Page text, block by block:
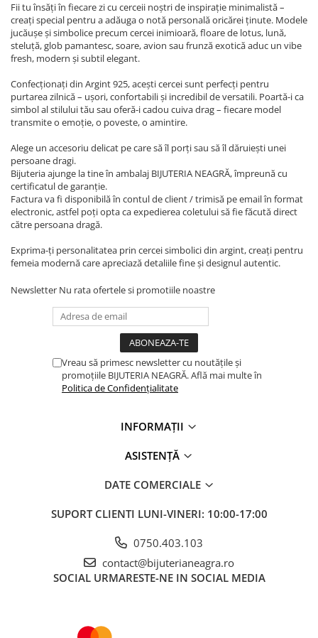
Fii tu însăți în fiecare zi cu cerceii noștri de inspirație minimalistă –
creați special pentru a adăuga o notă personală oricărei ținute. Modele
jucăușe și simbolice precum cercei inimioară, floare de lotus, lună,
steluță, glob pamantesc, soare, avion sau frunză exotică aduc un vibe
fresh, modern și subtil elegant.
Confecționați din Argint 925, acești cercei sunt perfecți pentru
purtarea zilnică – ușori, confortabili și incredibil de versatili. Poartă-i ca
simbol al stilului tău sau oferă-i cadou cuiva drag – fiecare model
transmite o emoție, o poveste, o amintire.
Alege un accesoriu delicat pe care să îl porți sau să îl dăruiești unei
persoane dragi.
Bijuteria ajunge la tine în ambalaj BIJUTERIA NEAGRĂ, împreună cu
certificatul de garanție.
Factura va fi disponibilă în contul de client / trimisă pe email în format
electronic, astfel poți opta ca expedierea coletului să fie făcută direct
către persoana dragă.
Exprima-ți personalitatea prin cercei simbolici din argint, creați pentru
femeia modernă care apreciază detaliile fine și designul autentic.
Newsletter Nu rata ofertele si promotiile noastre
Vreau să primesc newsletter cu noutățile și
promoțiile BIJUTERIA NEAGRĂ. Află mai multe în
Politica de Confidențialitate
INFORMAȚII
ASISTENȚĂ
DATE COMERCIALE
SUPORT CLIENTI LUNI-VINERI: 10:00-17:00
0750.403.103
contact@bijuterianeagra.ro
SOCIAL URMARESTE-NE IN SOCIAL MEDIA